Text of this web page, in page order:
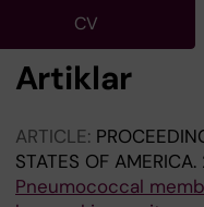
CV
Artiklar
ARTICLE:
STATES OF AMERICA.
Pneumococcal